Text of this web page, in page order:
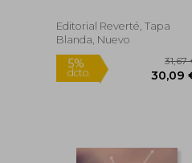
Editorial Reverté, Tapa
Blanda, Nuevo